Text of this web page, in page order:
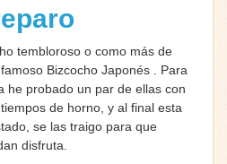
tembloroso o como más de
Bizcocho Japonés . Para
he probado un par de ellas con
de horno, y al final esta
se las traigo para que
disfruta.